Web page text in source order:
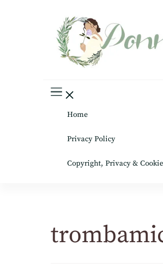
Home
Privacy Policy
Copyright, Privacy &